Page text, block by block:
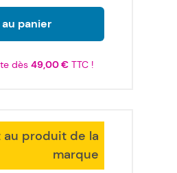
panier
dès 49,00 €TTC !
produit de la
marque